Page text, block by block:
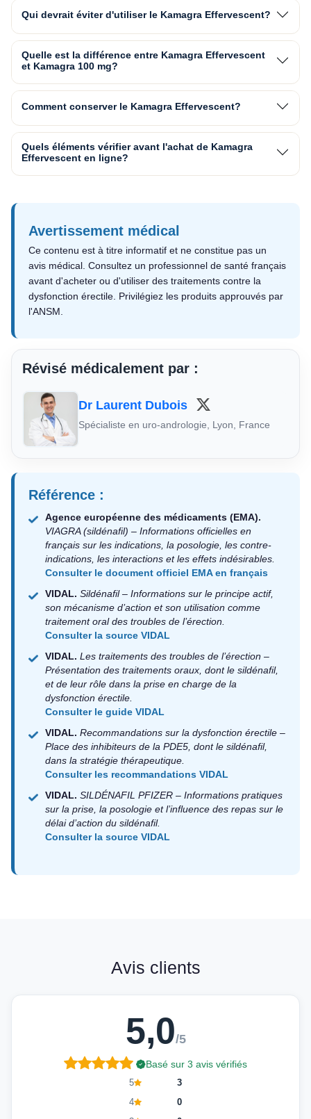
Qui devrait éviter d'utiliser le Kamagra Effervescent?
Quelle est la différence entre Kamagra Effervescent
et Kamagra 100 mg?
Comment conserver le Kamagra Effervescent?
Quels éléments vérifier avant l'achat de Kamagra
Effervescent en ligne?
Avertissement médical
Ce contenu est à titre informatif et ne constitue pas un
avis médical. Consultez un professionnel de santé français
avant d'acheter ou d'utiliser des traitements contre la
dysfonction érectile. Privilégiez les produits approuvés par
l'ANSM.
Révisé médicalement par :
Dr Laurent Dubois
Spécialiste en uro-andrologie, Lyon, France
Référence :
Agence européenne des médicaments (EMA).
VIAGRA (sildénafil) – Informations officielles en
français sur les indications, la posologie, les contre-
indications, les interactions et les effets indésirables.
Consulter le document officiel EMA en français
VIDAL. Sildénafil – Informations sur le principe actif,
son mécanisme d’action et son utilisation comme
traitement oral des troubles de l’érection.
Consulter la source VIDAL
VIDAL. Les traitements des troubles de l’érection –
Présentation des traitements oraux, dont le sildénafil,
et de leur rôle dans la prise en charge de la
dysfonction érectile.
Consulter le guide VIDAL
VIDAL. Recommandations sur la dysfonction érectile –
Place des inhibiteurs de la PDE5, dont le sildénafil,
dans la stratégie thérapeutique.
Consulter les recommandations VIDAL
VIDAL. SILDÉNAFIL PFIZER – Informations pratiques
sur la prise, la posologie et l’influence des repas sur le
délai d’action du sildénafil.
Consulter la source VIDAL
Avis clients
5,0/5
Basé sur 3 avis vérifiés
5
3
4
0